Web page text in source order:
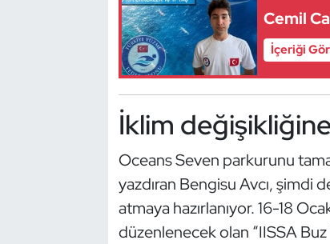
Cemil
İçeriği
İklim
Oceans Seven parkurunu
yazdıran Bengisu Avcı, şimdi
atmaya hazırlanıyor. 16-18
düzenlenecek olan “IISSA Buz
Hava Sporları